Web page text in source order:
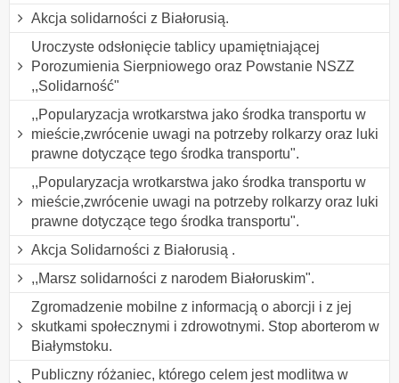
Akcja solidarności z Białorusią.
Uroczyste odsłonięcie tablicy upamiętniającej
Porozumienia Sierpniowego oraz Powstanie NSZZ
,,Solidarność"
,,Popularyzacja wrotkarstwa jako środka transportu w
mieście,zwrócenie uwagi na potrzeby rolkarzy oraz luki
prawne dotyczące tego środka transportu".
,,Popularyzacja wrotkarstwa jako środka transportu w
mieście,zwrócenie uwagi na potrzeby rolkarzy oraz luki
prawne dotyczące tego środka transportu".
Akcja Solidarności z Białorusią .
,,Marsz solidarności z narodem Białoruskim".
Zgromadzenie mobilne z informacją o aborcji i z jej
skutkami społecznymi i zdrowotnymi. Stop aborterom w
Białymstoku.
Publiczny różaniec, którego celem jest modlitwa w